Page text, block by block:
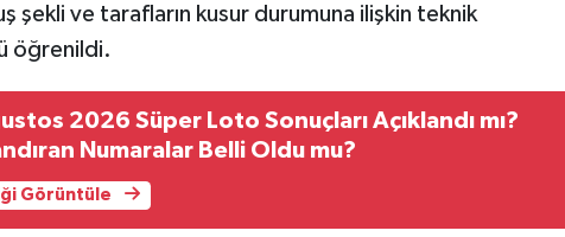
şekli ve tarafların kusur durumuna ilişkin teknik
öğrenildi.
2026 Süper Loto Sonuçları Açıklandı mı?
Numaralar Belli Oldu mu?
Görüntüle